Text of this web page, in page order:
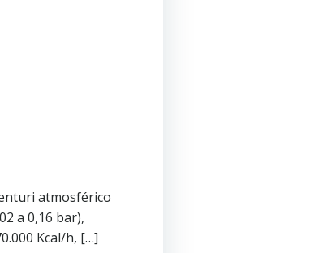
atmosférico
a 0,16 bar),
Kcal/h, […]